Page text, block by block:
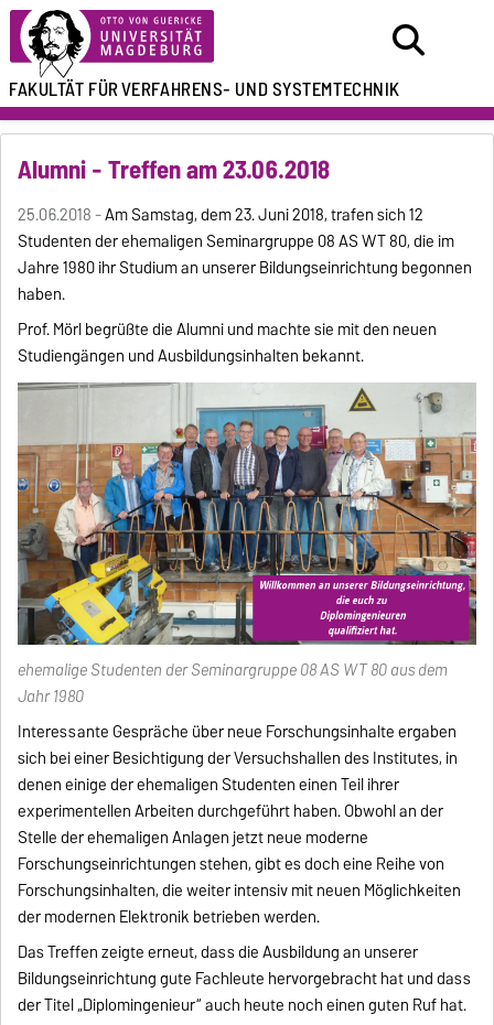
FAKULTÄT FÜRVERFAHRENS- UND SYSTEMTECHNIK
Alumni - Treffen am 23.06.2018
25.06.2018 -Am Samstag, dem 23. Juni 2018, trafen sich 12
Studenten der ehemaligen Seminargruppe 08 AS WT 80, die im
Jahre 1980 ihr Studium an unserer Bildungseinrichtung begonnen
haben.
Prof. Mörl begrüßte die Alumni und machte sie mit den neuen
Studiengängen und Ausbildungsinhalten bekannt.
ehemalige Studenten der Seminargruppe 08 AS WT 80 aus dem
Jahr 1980
Interessante Gespräche über neue Forschungsinhalte ergaben
sich bei einer Besichtigung der Versuchshallen des Institutes, in
denen einige der ehemaligen Studenten einen Teil ihrer
experimentellen Arbeiten durchgeführt haben. Obwohl an der
Stelle der ehemaligen Anlagen jetzt neue moderne
Forschungseinrichtungen stehen, gibt es doch eine Reihe von
Forschungsinhalten, die weiter intensiv mit neuen Möglichkeiten
der modernen Elektronik betrieben werden.
Das Treffen zeigte erneut, dass die Ausbildung an unserer
Bildungseinrichtung gute Fachleute hervorgebracht hat und dass
der Titel „Diplomingenieur“ auch heute noch einen guten Ruf hat.